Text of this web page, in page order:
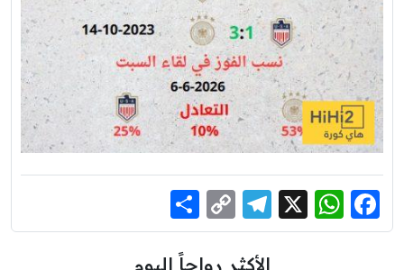
Facebook
WhatsApp
X
Telegram
Copy
Link
الأكثر رواجاً اليوم